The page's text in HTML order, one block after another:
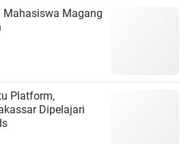
Mahasiswa Magang
Platform,
Dipelajari